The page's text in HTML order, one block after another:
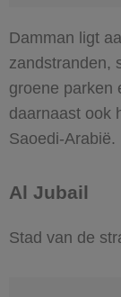
Damman ligt
zandstranden,
groene parken
daarnaast ook
Saoedi-Arabië.
Al Jubail
Stad van de